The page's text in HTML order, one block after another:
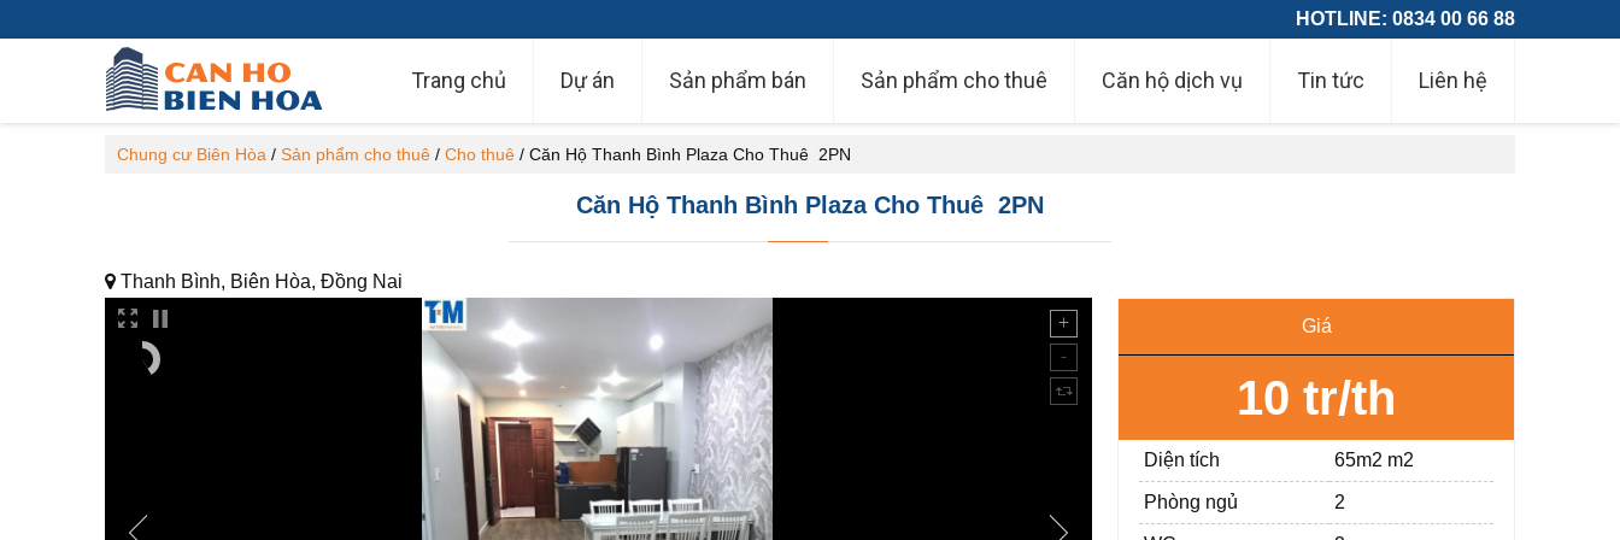
HOTLINE: 0834 00 66 88
Trang chủ Dự án Sản phẩm bán Sản phẩm cho thuê Căn hộ dịch vụ Tin tức Liên hệ
Chung cư Biên Hòa / Sản phẩm cho thuê / Cho thuê / Căn Hộ Thanh Bình Plaza Cho Thuê 2PN
Căn Hộ Thanh Bình Plaza Cho Thuê 2PN
Thanh Bình, Biên Hòa, Đồng Nai
Giá
10 tr/th
Diện tích 65m2 m2
Phòng ngủ 2